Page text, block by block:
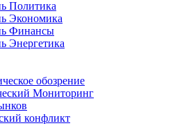
Политика
Экономика
Финансы
Энергетика
обозрение
Мониторинг
конфликт